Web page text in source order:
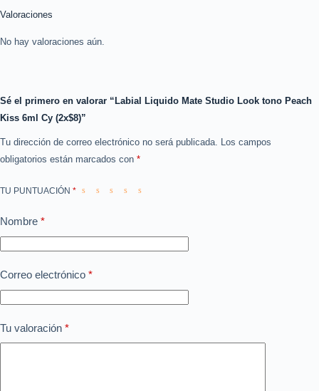
Valoraciones
No hay valoraciones aún.
Sé el primero en valorar “Labial Liquido Mate Studio Look tono Peach
Kiss 6ml Cy (2x$8)”
Tu dirección de correo electrónico no será publicada. Los campos
obligatorios están marcados con *
TU PUNTUACIÓN *
Nombre *
Correo electrónico *
Tu valoración *